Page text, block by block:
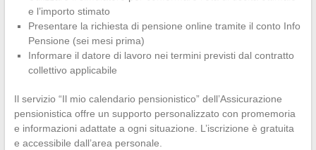
e l’importo stimato
Presentare la richiesta di pensione online tramite il conto Info
Pensione (sei mesi prima)
Informare il datore di lavoro nei termini previsti dal contratto
collettivo applicabile
Il servizio “Il mio calendario pensionistico” dell’Assicurazione
pensionistica offre un supporto personalizzato con promemoria
e informazioni adattate a ogni situazione. L’iscrizione è gratuita
e accessibile dall’area personale.